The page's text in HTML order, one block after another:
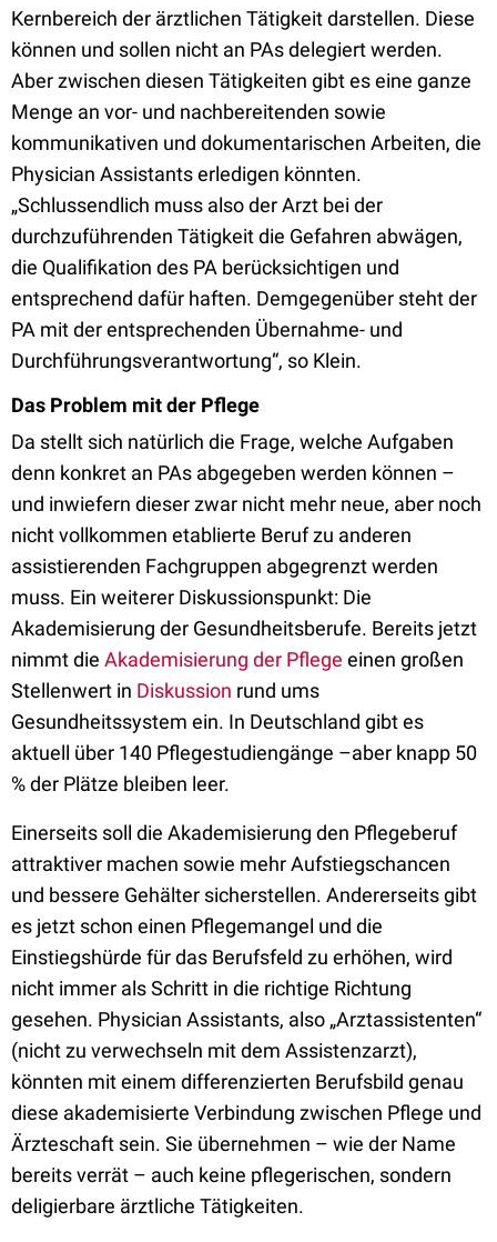
Kernbereich der ärztlichen Tätigkeit darstellen. Diese
können und sollen nicht an PAs delegiert werden.
Aber zwischen diesen Tätigkeiten gibt es eine ganze
Menge an vor- und nachbereitenden sowie
kommunikativen und dokumentarischen Arbeiten, die
Physician Assistants erledigen könnten.
„Schlussendlich muss also der Arzt bei der
durchzuführenden Tätigkeit die Gefahren abwägen,
die Qualifikation des PA berücksichtigen und
entsprechend dafür haften. Demgegenüber steht der
PA mit der entsprechenden Übernahme- und
Durchführungsverantwortung“, so Klein.
Das Problem mit der Pflege
Da stellt sich natürlich die Frage, welche Aufgaben
denn konkret an PAs abgegeben werden können –
und inwiefern dieser zwar nicht mehr neue, aber noch
nicht vollkommen etablierte Beruf zu anderen
assistierenden Fachgruppen abgegrenzt werden
muss. Ein weiterer Diskussionspunkt: Die
Akademisierung der Gesundheitsberufe. Bereits jetzt
nimmt die Akademisierung der Pflege einen großen
Stellenwert in Diskussion rund ums
Gesundheitssystem ein. In Deutschland gibt es
aktuell über 140 Pflegestudiengänge –aber knapp 50
% der Plätze bleiben leer.
Einerseits soll die Akademisierung den Pflegeberuf
attraktiver machen sowie mehr Aufstiegschancen
und bessere Gehälter sicherstellen. Andererseits gibt
es jetzt schon einen Pflegemangel und die
Einstiegshürde für das Berufsfeld zu erhöhen, wird
nicht immer als Schritt in die richtige Richtung
gesehen. Physician Assistants, also „Arztassistenten“
(nicht zu verwechseln mit dem Assistenzarzt),
könnten mit einem differenzierten Berufsbild genau
diese akademisierte Verbindung zwischen Pflege und
Ärzteschaft sein. Sie übernehmen – wie der Name
bereits verrät – auch keine pflegerischen, sondern
deligierbare ärztliche Tätigkeiten.